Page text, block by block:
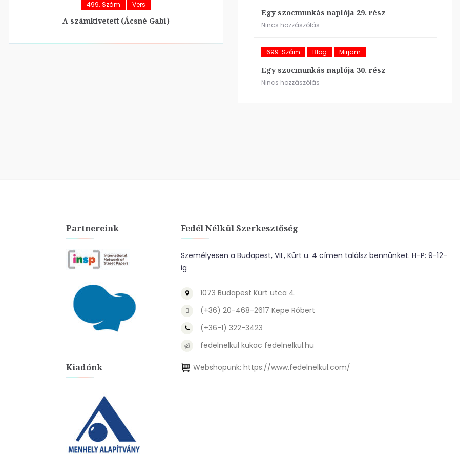
499. Szám Vers
A számkivetett (Ácsné Gabi)
Egy szocmunkás naplója 29. rész
Nincs hozzászólás
699. Szám Blog Mirjam
Egy szocmunkás naplója 30. rész
Nincs hozzászólás
Partnereink
Kiadónk
Fedél Nélkül Szerkesztőség
Személyesen a Budapest, VII., Kürt u. 4 címen találsz bennünket. H-P: 9-12-
ig
1073 Budapest Kürt utca 4.
(+36) 20-468-2617 Kepe Róbert
(+36-1) 322-3423
fedelnelkul kukac fedelnelkul.hu
Webshopunk: https://www.fedelnelkul.com/